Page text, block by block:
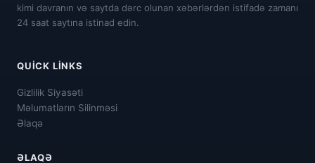
kimi davranın və saytda dərc olunan xəbərlərdən istifadə zamanı
24 saat saytına istinad edin.
QUICK LINKS
Gizlilik Siyasəti
Məlumatların Silinməsi
Əlaqə
ƏLAQƏ